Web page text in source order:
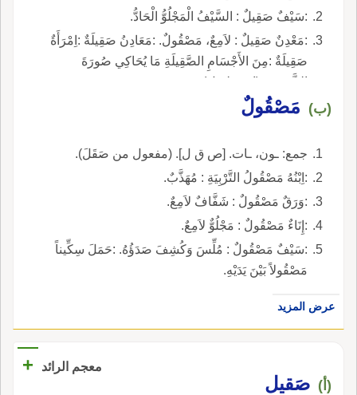
:سَيْفٌ صَقِيلٌ : السَّيْفُ الْمَجْلُوُّ الْحَادُّ.
:مَعْدِنٌ صَقِيلٌ : لاَمِعٌ، مَصْقُولٌ. :مَعَادِنُ صَقِيلَةٌ :اِمْرَأَةٌ
صَقِيلَةٌ :مِنَ الأَجْسَامِ الصَّقِيلَةِ مَا يُحَاكِي صُورَةَ
الشَّمْسِ. (ابن طفيل).
(ب) مَصْقُولٌ
جمع: ـون، ـات. [ص ق ل]. (مفعول من صَقَلَ).
:اِبْنُهُ مَصْقُولُ التَّرْبِيَةِ : مُهَذَّبٌ.
:وَرَقٌ مَصْقُولٌ : شَفَّافٌ لاَمِعٌ.
:إِنَاءٌ مَصْقُولٌ : مَجْلُوٌّ لاَمِعٌ.
:سَيْفٌ مَصْقُولٌ : مُلِّسَ وَكُشِفَ صَدَؤُهُ. :حَمَلَ سِكِّيناً
مَصْقُولاً بَيْنَ يَدَيْهِ.
عرض المزيد
معجم الرائد +
(أ) صَقيل